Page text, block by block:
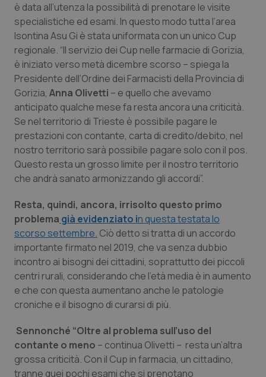
Lazio
Liguria
Lombardia
Marche
Molise
Piemonte
Provincia Autonoma di Bolzano
Provincia Autonoma di Trento
Puglia
Sardegna
Sicilia
Toscana
Diabete & glucometri
Disturbi dell’umore
Dolore
Donna & Salute
Epatiti
HIV
Infezioni & Febbre
Ipertensione & Scompenso
Malattie rare
Malattia di Crohn & Rettocolite Ulcerosa
Neuroscienze & patologie neurodegenerative
Obesità
è data all’utenza la possibilità di prenotare le visite
specialistiche ed esami. In questo modo tutta l’area
Isontina Asu Gi è stata uniformata con un unico Cup
regionale. “Il servizio dei Cup nelle farmacie di Gorizia,
è iniziato verso metà dicembre scorso – spiega la
Presidente dell’Ordine dei Farmacisti della Provincia di
Gorizia, Anna Olivetti – e quello che avevamo
anticipato qualche mese fa resta ancora una criticità.
Se nel territorio di Trieste è possibile pagare le
prestazioni con contante, carta di credito/debito, nel
nostro territorio sarà possibile pagare solo con il pos.
Questo resta un grosso limite per il nostro territorio
che andrà sanato armonizzando gli accordi”.
Resta, quindi, ancora, irrisolto questo primo
problema già evidenziato in questa testata lo
scorso settembre. Ciò detto si tratta di un accordo
importante firmato nel 2019, che va senza dubbio
incontro ai bisogni dei cittadini, soprattutto dei piccoli
centri rurali, considerando che l’età media è in aumento
e che con questa aumentano anche le patologie
croniche e il bisogno di curarsi di più.
Sennonché “Oltre al problema sull’uso del
contante o meno – continua Olivetti – resta un’altra
grossa criticità. Con il Cup in farmacia, un cittadino,
tranne quei pochi esami che si prenotano